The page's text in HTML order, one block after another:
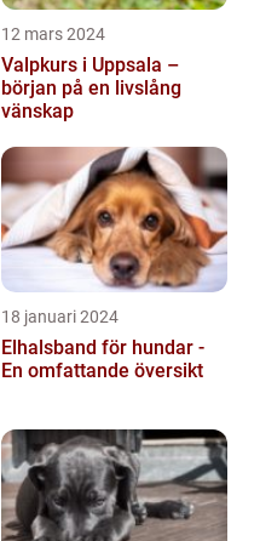
12 mars 2024
Valpkurs i Uppsala –
början på en livslång
vänskap
18 januari 2024
Elhalsband för hundar -
En omfattande översikt